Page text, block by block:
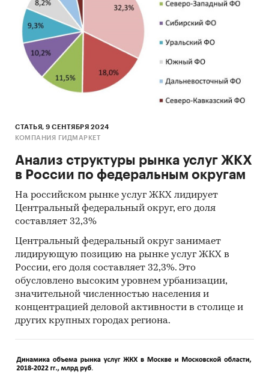
СТАТЬЯ, 9 СЕНТЯБРЯ 2024
КОМПАНИЯ ГИДМАРКЕТ
Анализ структуры рынка услуг ЖКХ
в России по федеральным округам
На российском рынке услуг ЖКХ лидирует
Центральный федеральный округ, его доля
составляет 32,3%
Центральный федеральный округ занимает
лидирующую позицию на рынке услуг ЖКХ в
России, его доля составляет 32,3%. Это
обусловлено высоким уровнем урбанизации,
значительной численностью населения и
концентрацией деловой активности в столице и
других крупных городах региона.